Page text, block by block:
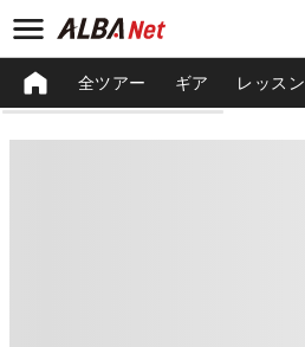
全ツアー ギア レッスン